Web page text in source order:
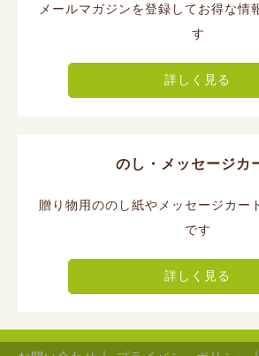
メールマガジンを登録してお得な情
す
詳しく見る
のし・メッセージカ
贈り物用ののし紙やメッセージカー
です
詳しく見る